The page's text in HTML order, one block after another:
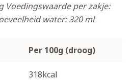
Voedingswaarde per zakje:
water: 320 ml
Per 100g (droog)
318kcal